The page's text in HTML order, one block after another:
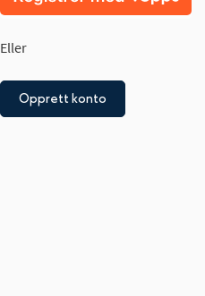
Eller
Opprett konto